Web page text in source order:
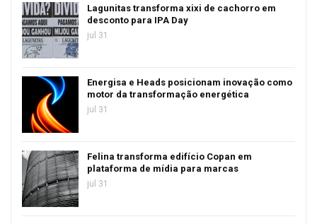
Lagunitas transforma xixi de cachorro em
desconto para IPA Day
jul 31
Energisa e Heads posicionam inovação como
motor da transformação energética
jul 31
Felina transforma edifício Copan em
plataforma de mídia para marcas
jul 31